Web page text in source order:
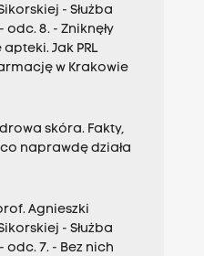
- Służba
odc. 8. - Zniknęły
Jak PRL
w Krakowie
skóra. Fakty,
naprawdę działa
Agnieszki
- Służba
odc. 7. - Bez nich